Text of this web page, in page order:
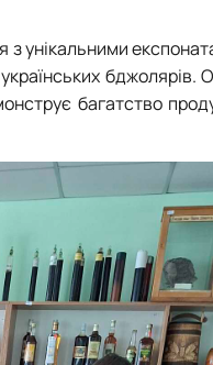
унікальними
багатство